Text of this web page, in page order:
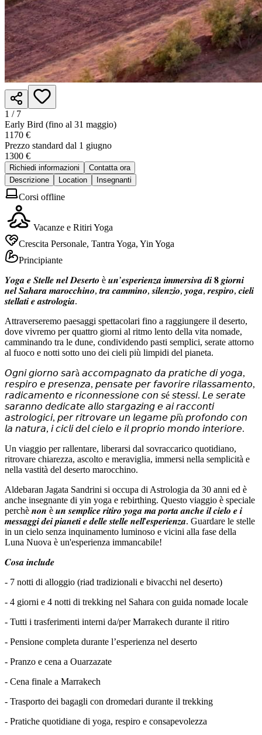
1 / 7
Early Bird (fino al 31 maggio)
1170 €
Prezzo standard dal 1 giugno
1300 €
Richiedi informazioni
Contatta ora
Descrizione
Location Insegnanti
Corsi offline
Vacanze e Ritiri Yoga
Crescita Personale, Tantra Yoga, Yin Yoga
Principiante
𝒀𝒐𝒈𝒂 𝒆 𝑺𝒕𝒆𝒍𝒍𝒆 𝒏𝒆𝒍 𝑫𝒆𝒔𝒆𝒓𝒕𝒐 è 𝒖𝒏’𝒆𝒔𝒑𝒆𝒓𝒊𝒆𝒏𝒛𝒂 𝒊𝒎𝒎𝒆𝒓𝒔𝒊𝒗𝒂 𝒅𝒊 𝟖 𝒈𝒊𝒐𝒓𝒏𝒊
𝒏𝒆𝒍 𝑺𝒂𝒉𝒂𝒓𝒂 𝒎𝒂𝒓𝒐𝒄𝒄𝒉𝒊𝒏𝒐, 𝒕𝒓𝒂 𝒄𝒂𝒎𝒎𝒊𝒏𝒐, 𝒔𝒊𝒍𝒆𝒏𝒛𝒊𝒐, 𝒚𝒐𝒈𝒂, 𝒓𝒆𝒔𝒑𝒊𝒓𝒐, 𝒄𝒊𝒆𝒍𝒊
𝒔𝒕𝒆𝒍𝒍𝒂𝒕𝒊 𝒆 𝒂𝒔𝒕𝒓𝒐𝒍𝒐𝒈𝒊𝒂.
Attraverseremo paesaggi spettacolari fino a raggiungere il deserto,
dove vivremo per quattro giorni al ritmo lento della vita nomade,
camminando tra le dune, condividendo pasti semplici, serate attorno
al fuoco e notti sotto uno dei cieli più limpidi del pianeta.
𝘖𝘨𝘯𝘪 𝘨𝘪𝘰𝘳𝘯𝘰 𝘴𝘢𝘳à 𝘢𝘤𝘤𝘰𝘮𝘱𝘢𝘨𝘯𝘢𝘵𝘰 𝘥𝘢 𝘱𝘳𝘢𝘵𝘪𝘤𝘩𝘦 𝘥𝘪 𝘺𝘰𝘨𝘢,
𝘳𝘦𝘴𝘱𝘪𝘳𝘰 𝘦 𝘱𝘳𝘦𝘴𝘦𝘯𝘻𝘢, 𝘱𝘦𝘯𝘴𝘢𝘵𝘦 𝘱𝘦𝘳 𝘧𝘢𝘷𝘰𝘳𝘪𝘳𝘦 𝘳𝘪𝘭𝘢𝘴𝘴𝘢𝘮𝘦𝘯𝘵𝘰,
𝘳𝘢𝘥𝘪𝘤𝘢𝘮𝘦𝘯𝘵𝘰 𝘦 𝘳𝘪𝘤𝘰𝘯𝘯𝘦𝘴𝘴𝘪𝘰𝘯𝘦 𝘤𝘰𝘯 𝘴é 𝘴𝘵𝘦𝘴𝘴𝘪. 𝘓𝘦 𝘴𝘦𝘳𝘢𝘵𝘦
𝘴𝘢𝘳𝘢𝘯𝘯𝘰 𝘥𝘦𝘥𝘪𝘤𝘢𝘵𝘦 𝘢𝘭𝘭𝘰 𝘴𝘵𝘢𝘳𝘨𝘢𝘻𝘪𝘯𝘨 𝘦 𝘢𝘪 𝘳𝘢𝘤𝘤𝘰𝘯𝘵𝘪
𝘢𝘴𝘵𝘳𝘰𝘭𝘰𝘨𝘪𝘤𝘪, 𝘱𝘦𝘳 𝘳𝘪𝘵𝘳𝘰𝘷𝘢𝘳𝘦 𝘶𝘯 𝘭𝘦𝘨𝘢𝘮𝘦 𝘱𝘪ù 𝘱𝘳𝘰𝘧𝘰𝘯𝘥𝘰 𝘤𝘰𝘯
𝘭𝘢 𝘯𝘢𝘵𝘶𝘳𝘢, 𝘪 𝘤𝘪𝘤𝘭𝘪 𝘥𝘦𝘭 𝘤𝘪𝘦𝘭𝘰 𝘦 𝘪𝘭 𝘱𝘳𝘰𝘱𝘳𝘪𝘰 𝘮𝘰𝘯𝘥𝘰 𝘪𝘯𝘵𝘦𝘳𝘪𝘰𝘳𝘦.
Un viaggio per rallentare, liberarsi dal sovraccarico quotidiano,
ritrovare chiarezza, ascolto e meraviglia, immersi nella semplicità e
nella vastità del deserto marocchino.
Aldebaran Jagata Sandrini si occupa di Astrologia da 30 anni ed è
anche insegnante di yin yoga e rebirthing. Questo viaggio è speciale
perchè 𝒏𝒐𝒏 è 𝒖𝒏 𝒔𝒆𝒎𝒑𝒍𝒊𝒄𝒆 𝒓𝒊𝒕𝒊𝒓𝒐 𝒚𝒐𝒈𝒂 𝒎𝒂 𝒑𝒐𝒓𝒕𝒂 𝒂𝒏𝒄𝒉𝒆 𝒊𝒍 𝒄𝒊𝒆𝒍𝒐 𝒆 𝒊
𝒎𝒆𝒔𝒔𝒂𝒈𝒈𝒊 𝒅𝒆𝒊 𝒑𝒊𝒂𝒏𝒆𝒕𝒊 𝒆 𝒅𝒆𝒍𝒍𝒆 𝒔𝒕𝒆𝒍𝒍𝒆 𝒏𝒆𝒍𝒍'𝒆𝒔𝒑𝒆𝒓𝒊𝒆𝒏𝒛𝒂. Guardare le stelle
in un cielo senza inquinamento luminoso e vicini alla fase della
Luna Nuova è un'esperienza immancabile!
𝑪𝒐𝒔𝒂 𝒊𝒏𝒄𝒍𝒖𝒅𝒆
- 7 notti di alloggio (riad tradizionali e bivacchi nel deserto)
- 4 giorni e 4 notti di trekking nel Sahara con guida nomade locale
- Tutti i trasferimenti interni da/per Marrakech durante il ritiro
- Pensione completa durante l’esperienza nel deserto
- Pranzo e cena a Ouarzazate
- Cena finale a Marrakech
- Trasporto dei bagagli con dromedari durante il trekking
- Pratiche quotidiane di yoga, respiro e consapevolezza